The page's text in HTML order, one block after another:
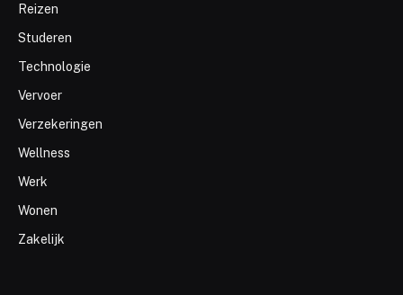
Reizen
Studeren
Technologie
Vervoer
Verzekeringen
Wellness
Werk
Wonen
Zakelijk